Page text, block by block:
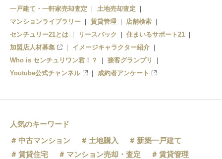
一戸建て・一軒家売却査定
土地売却査定
マンションライブラリー
賃貸管理
店舗検索
センチュリー21とは
リースバック
住まいるサポート21
加盟店人材募集
イメージキャラクター紹介
Who is センチュリワン君！？
接客グランプリ
Youtube公式チャンネル
成約者アンケート
人気のキーワード
中古マンション
土地購入
新築一戸建て
賃貸住宅
マンション売却・査定
賃貸管理